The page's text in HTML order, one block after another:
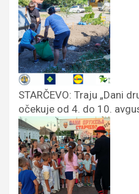
STARČEVO: Traju „Dani
očekuje od 4. do 10.